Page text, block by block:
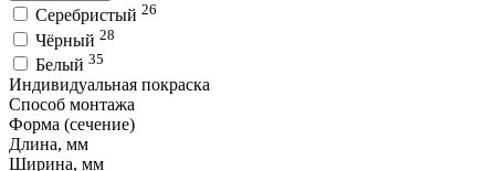
Серебристый 26
Чёрный 28
Белый 35
Индивидуальная покраска
Способ монтажа
Форма (сечение)
Длина, мм
Ширина, мм